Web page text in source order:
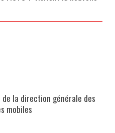
la direction générale des
mobiles